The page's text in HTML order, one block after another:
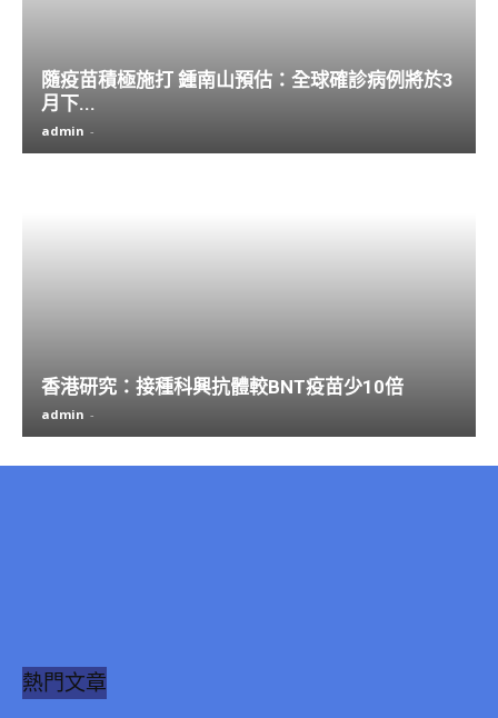
隨疫苗積極施打 鍾南山預估：全球確診病例將於3
月下...
admin -
香港研究：接種科興抗體較BNT疫苗少10倍
admin -
熱門文章